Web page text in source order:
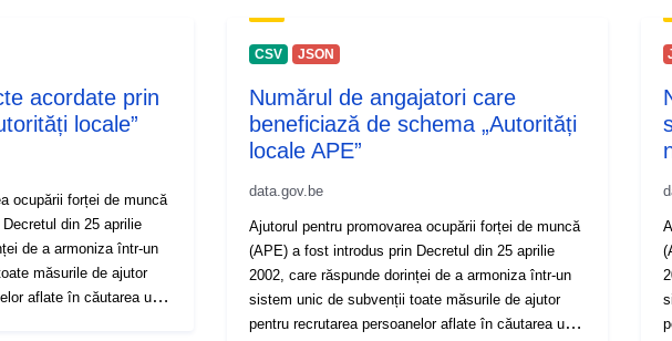
acordate prin
locale”
ocupării forței de muncă
din 25 aprilie
de a armoniza într-un
măsurile de ajutor
aflate în căutarea unui
CSV JSON
Numărul de angajatori care
beneficiază de schema „Autorități
locale APE”
data.gov.be
Ajutorul pentru promovarea ocupării forței de muncă
(APE) a fost introdus prin Decretul din 25 aprilie
2002, care răspunde dorinței de a armoniza într-un
sistem unic de subvenții toate măsurile de ajutor
pentru recrutarea persoanelor aflate în căutarea unui